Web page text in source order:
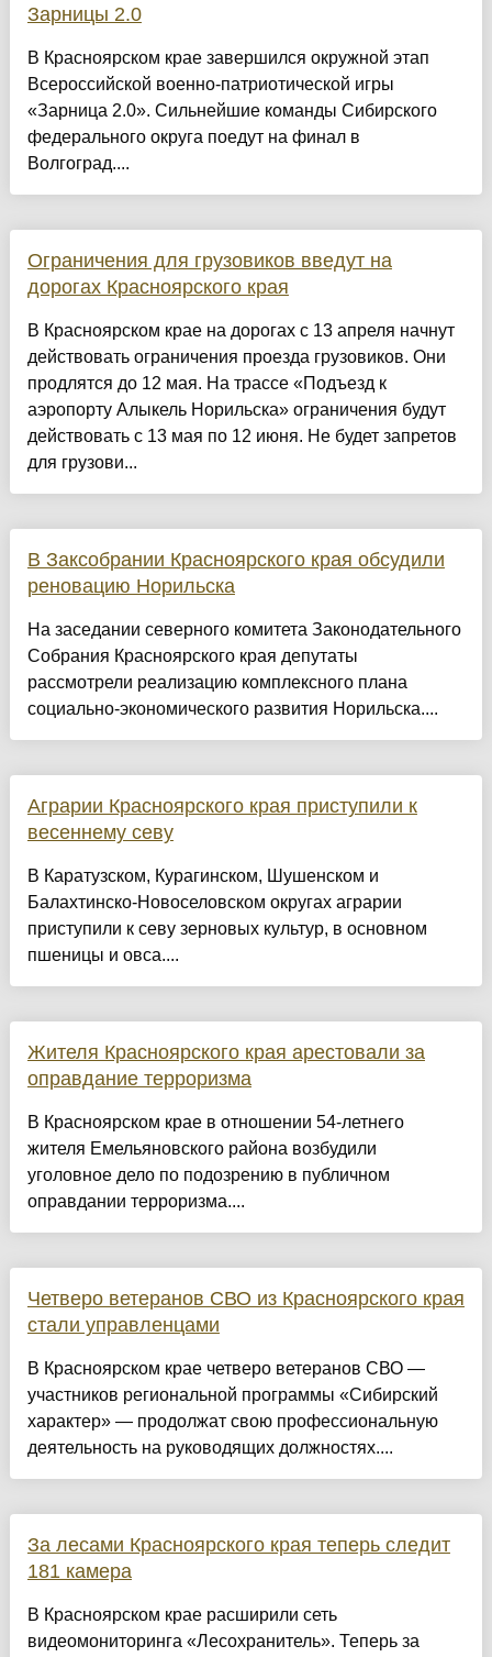
Зарницы 2.0
В Красноярском крае завершился окружной этап
Всероссийской военно-патриотической игры
«Зарница 2.0». Сильнейшие команды Сибирского
федерального округа поедут на финал в
Волгоград....
Ограничения для грузовиков введут на
дорогах Красноярского края
В Красноярском крае на дорогах с 13 апреля начнут
действовать ограничения проезда грузовиков. Они
продлятся до 12 мая. На трассе «Подъезд к
аэропорту Алыкель Норильска» ограничения будут
действовать с 13 мая по 12 июня. Не будет запретов
для грузови...
В Заксобрании Красноярского края обсудили
реновацию Норильска
На заседании северного комитета Законодательного
Собрания Красноярского края депутаты
рассмотрели реализацию комплексного плана
социально-экономического развития Норильска....
Аграрии Красноярского края приступили к
весеннему севу
В Каратузском, Курагинском, Шушенском и
Балахтинско-Новоселовском округах аграрии
приступили к севу зерновых культур, в основном
пшеницы и овса....
Жителя Красноярского края арестовали за
оправдание терроризма
В Красноярском крае в отношении 54-летнего
жителя Емельяновского района возбудили
уголовное дело по подозрению в публичном
оправдании терроризма....
Четверо ветеранов СВО из Красноярского края
стали управленцами
В Красноярском крае четверо ветеранов СВО —
участников региональной программы «Сибирский
характер» — продолжат свою профессиональную
деятельность на руководящих должностях....
За лесами Красноярского края теперь следит
181 камера
В Красноярском крае расширили сеть
видеомониторинга «Лесохранитель». Теперь за